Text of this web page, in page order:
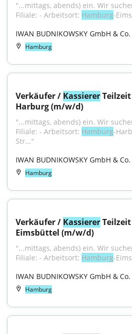
"...mittags, abends) ein. Wir
Filiale: - Arbeitsort: Hamburg-
IWAN BUDNIKOWSKY GmbH & Co.
Hamburg
Verkäufer / Kassierer
Harburg (m/w/d)
"...mittags, abends) ein. Wir
Filiale: - Arbeitsort: Hamburg-
Str..."
IWAN BUDNIKOWSKY GmbH & Co.
Hamburg
Verkäufer / Kassierer
Eimsbüttel (m/w/d)
"...mittags, abends) ein. Wir
Filiale: - Arbeitsort: Hamburg-
IWAN BUDNIKOWSKY GmbH & Co.
Hamburg